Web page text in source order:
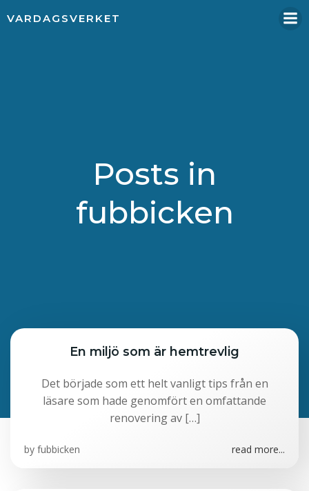
VARDAGSVERKET
Posts in
fubbicken
En miljö som är hemtrevlig
Det började som ett helt vanligt tips från en
läsare som hade genomfört en omfattande
renovering av […]
by fubbicken read more...